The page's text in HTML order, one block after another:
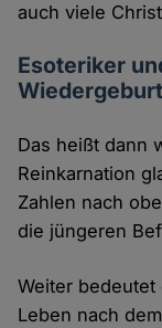
auch viele
Esoteriker
Wiedergeburt
Das heißt dann
Reinkarnation
Zahlen nach
die jüngeren
Weiter bedeutet
Leben nach